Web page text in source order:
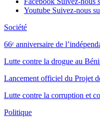
Youtube Suivez-nous
Société
66ᵉ anniversaire de
Lutte contre la drogue au
Lancement officiel du Projet
Lutte contre la corruption et
Politique